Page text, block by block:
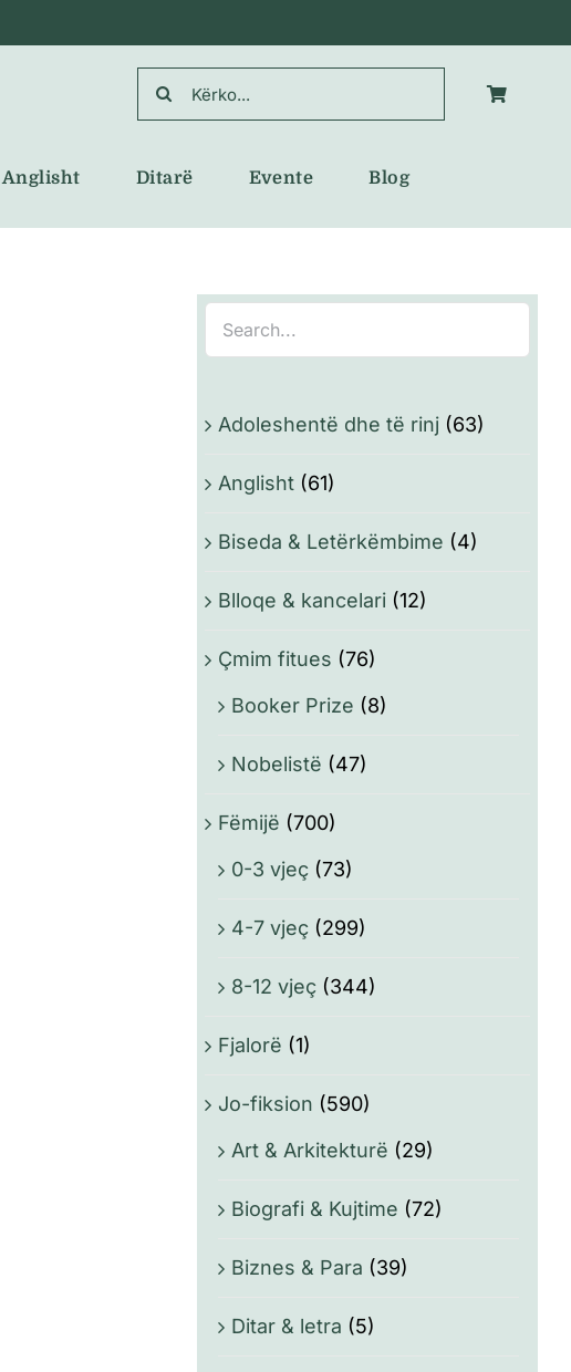
Search
for:
Anglisht Ditarë Evente Blog
Adoleshentë dhe të rinj (63)
Anglisht (61)
Biseda & Letërkëmbime (4)
Blloqe & kancelari (12)
Çmim fitues (76)
Booker Prize (8)
Nobelistë (47)
Fëmijë (700)
0-3 vjeç (73)
4-7 vjeç (299)
8-12 vjeç (344)
Fjalorë (1)
Jo-fiksion (590)
Art & Arkitekturë (29)
Biografi & Kujtime (72)
Biznes & Para (39)
Ditar & letra (5)